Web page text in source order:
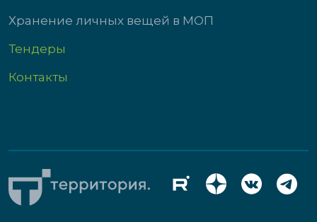
Хранение личных вещей в МОП
Тендеры
Контакты